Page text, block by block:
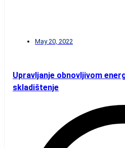
May 20, 2022
Upravljanje obnovljivom
skladištenje